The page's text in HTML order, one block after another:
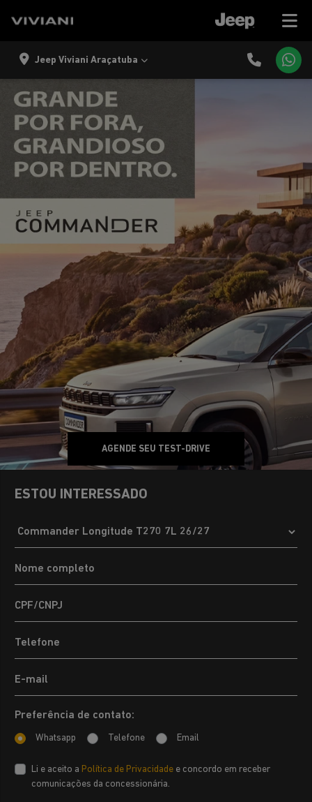
Jeep Viviani Araçatuba
ESTOU INTERESSADO
Preferência de contato:
Whatsapp Telefone Email
Li e aceito a Política de Privacidade e concordo em receber
comunicações da concessionária.
AGENDE SEU TEST-DRIVE